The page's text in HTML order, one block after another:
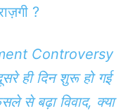
?
Controversy
ही दिन शुरू हो गई
से बढ़ा विवाद, क्या